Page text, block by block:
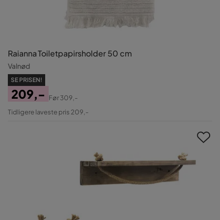
Raianna Toiletpapirsholder 50 cm
Valnød
SE PRISEN!
Pris
209,-
Original
Før309,-
Tidligere laveste pris 209,-